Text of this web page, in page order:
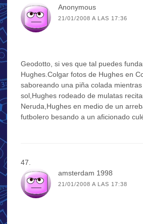
Anonymous
21/01/2008 A LAS 17:36
Geodotto, si ves que tal puedes
Hughes.Colgar fotos de Hughes en
saboreando una piña colada
sol,Hughes rodeado de mulatas
Neruda,Hughes en medio de un
futbolero besando a un aficionado
amsterdam 1998
21/01/2008 A LAS 17:38